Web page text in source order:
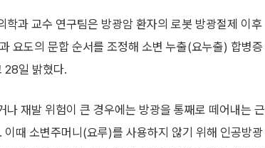
학과 교수 연구팀은 방광암 환자의 로봇 방광절제 이후
요도의 문합 순서를 조정해 소변 누출(요누출) 합병증
28일 밝혔다.
나 재발 위험이 큰 경우에는 방광을 통째로 떼어내는 근
이때 소변주머니(요루)를 사용하지 않기 위해 인공방광